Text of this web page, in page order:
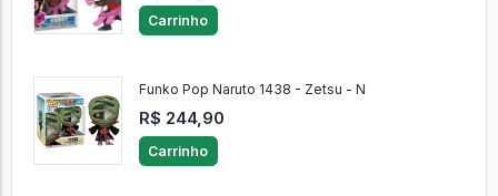
Carrinho
Funko Pop Naruto 1438 - Zetsu - N
R$ 244,90
Carrinho